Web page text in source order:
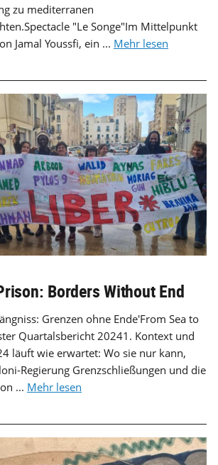
zu mediterranen
"Le Songe"Im Mittelpunkt
Jamal Youssfi, ein ... Mehr lesen
Borders Without End
Grenzen ohne Ende'From Sea to
Quartalsbericht 20241. Kontext und
läuft wie erwartet: Wo sie nur kann,
Regierung Grenzschließungen und die
... Mehr lesen